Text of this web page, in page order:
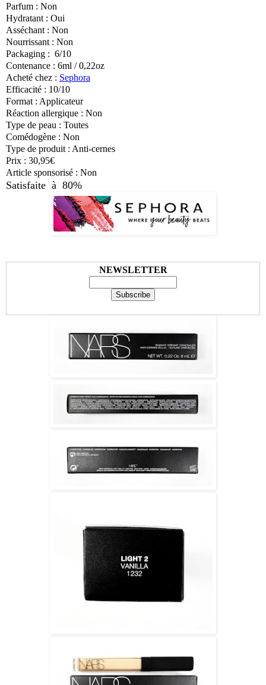
Parfum : Non
Hydratant : Oui
Asséchant : Non
Nourrissant : Non
Packaging : 6/10
Contenance : 6ml / 0,22oz
Acheté chez : Sephora
Efficacité : 10/10
Format : Applicateur
Réaction allergique : Non
Type de peau : Toutes
Comédogène : Non
Type de produit : Anti-cernes
Prix : 30,95€
Article sponsorisé : Non
Satisfaite à 80%
NEWSLETTER